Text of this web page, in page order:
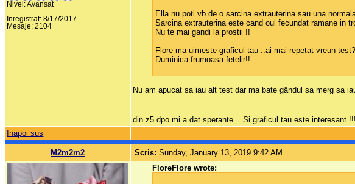
Nivel: Avansat
Inregistrat: 8/17/2017
Mesaje: 2104
Ella nu poti vb de o sarcina extrauterina sau una
Sarcina extrauterina este cand oul fecundat ramane in
Nu te mai gandi la prostii !!
Flore ma uimeste graficul tau ..ai mai repetat vreun
Duminica frumoasa fetelir!!
Nu am apucat sa iau alt test dar ma bate gândul sa merg sa
din z5 dpo mi a dat sperante. ..Si graficul tau este interesant
Inapoi sus
M2m2m2 Scris:Sunday, January 13, 2019 9:42 AM
FloreFlore wrote: